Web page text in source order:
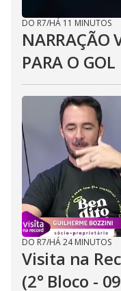
DO R7/HÁ 11 MINUTOS
NARRAÇÃO
PARA O
DO R7/HÁ 24 MINUTOS
Visita na
(2° Bloco -